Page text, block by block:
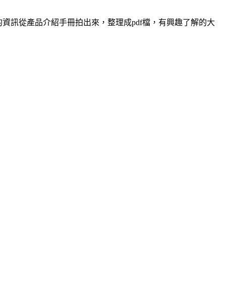
訊從產品介紹手冊拍出來，整理成pdf檔，有興趣了解的大